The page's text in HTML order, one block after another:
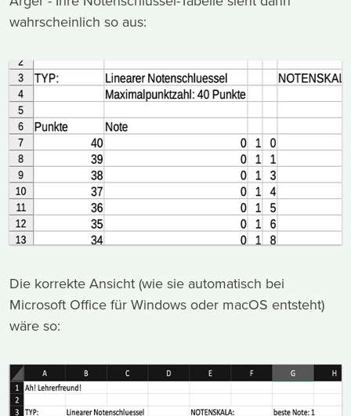
wahrscheinlich so aus:
Die korrekte Ansicht (wie sie automatisch bei
Microsoft Office für Windows oder macOS entsteht)
wäre so: